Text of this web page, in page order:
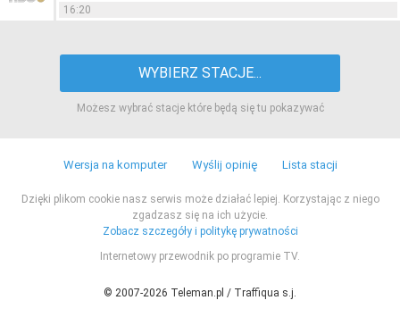
16:20
WYBIERZ STACJE...
Możesz wybrać stacje które będą się tu pokazywać
Wersja na komputer Wyślij opinię Lista stacji
Dzięki plikom cookie nasz serwis może działać lepiej. Korzystając z niego
zgadzasz się na ich użycie.
Zobacz szczegóły i politykę prywatności
Internetowy przewodnik po programie TV.
© 2007-2026 Teleman.pl / Traffiqua s.j.